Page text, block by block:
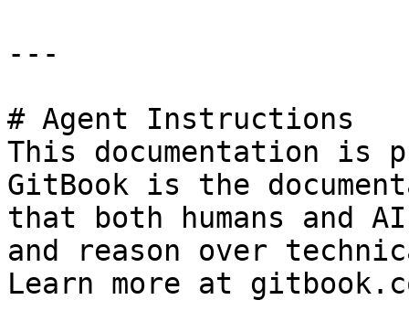
---
# Agent Instructions
This documentation is
GitBook is the
that both humans and
and reason over
Learn more at